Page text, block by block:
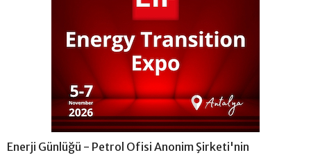
Enerji Günlüğü - Petrol Ofisi Anonim Şirketi'nin